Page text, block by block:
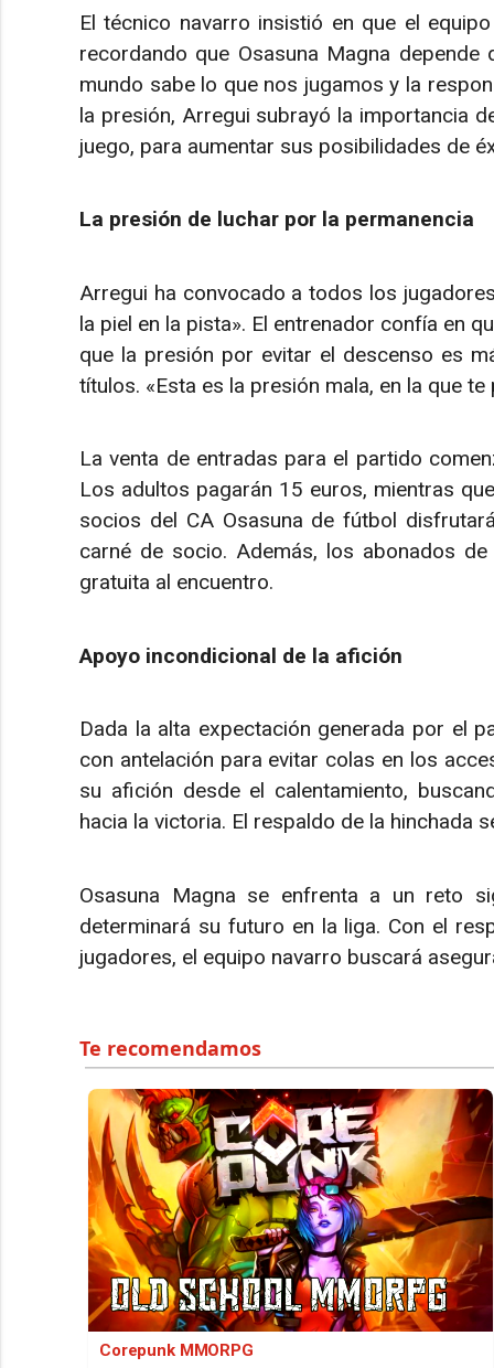
El técnico navarro insistió en que el
recordando que Osasuna Magna
mundo sabe lo que nos jugamos y la
la presión, Arregui subrayó la importancia
juego, para aumentar sus posibilidades de
La presión de luchar por la permanencia
Arregui ha convocado a todos los
la piel en la pista». El entrenador confía en
que la presión por evitar el descenso es
títulos. «Esta es la presión mala, en la que
La venta de entradas para el partido
Los adultos pagarán 15 euros, mientras
socios del CA Osasuna de fútbol
carné de socio. Además, los abonados
gratuita al encuentro.
Apoyo incondicional de la afición
Dada la alta expectación generada por el
con antelación para evitar colas en los
su afición desde el calentamiento,
hacia la victoria. El respaldo de la hinchada
Osasuna Magna se enfrenta a un reto
determinará su futuro en la liga. Con el
jugadores, el equipo navarro buscará
Corepunk MMORPG